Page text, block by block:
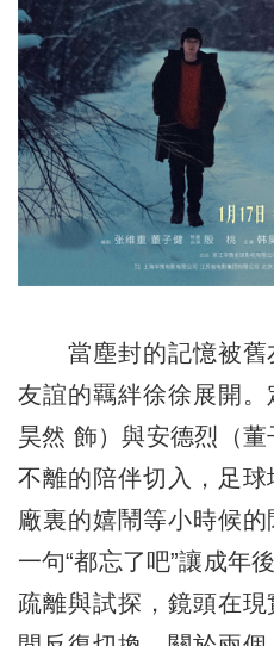
當塵封的記憶被舊
友誼的羈絆徐徐展開
昊然 飾）與安德烈（
不離的陪伴切入，足
廠裏的嬉鬧等小時候的
一句“都忘了吧”讓成年
疏離與試探，鏡頭在